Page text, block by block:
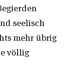
seelisch
mehr übrig
völlig